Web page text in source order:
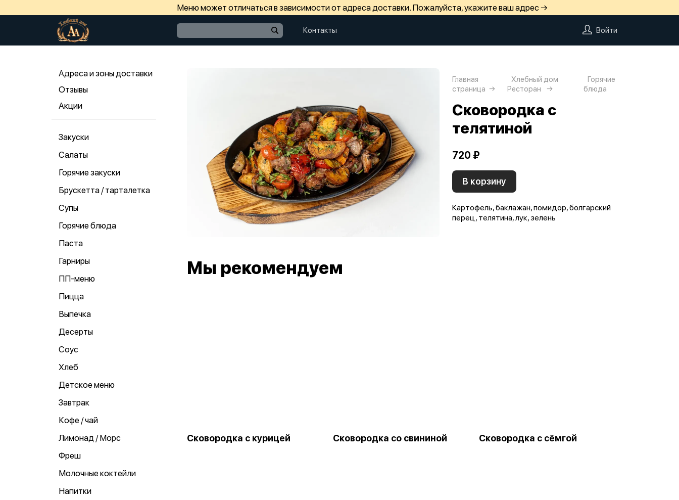
Меню может отличаться в зависимости от адреса доставки. Пожалуйста, укажите ваш адрес →
Контакты Войти
Адреса и зоны доставки
Отзывы
Акции
Закуски
Салаты
Горячие закуски
Брускетта / тарталетка
Супы
Горячие блюда
Паста
Гарниры
ПП-меню
Пицца
Выпечка
Десерты
Соус
Хлеб
Детское меню
Завтрак
Кофе / чай
Лимонад / Морс
Фреш
Молочные коктейли
Напитки
Главная
страница
Хлебный дом
Ресторан
Горячие
блюда
Сковородка с
телятиной
720 ₽
В корзину
Картофель, баклажан, помидор, болгарский
перец, телятина, лук, зелень
Мы рекомендуем
Сковородка с курицей Сковородка со свининой Сковородка с сёмгой